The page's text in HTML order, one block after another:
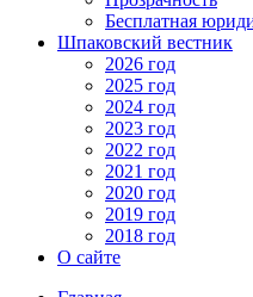
Бесплатная
Шпаковский вестник
2026 год
2025 год
2024 год
2023 год
2022 год
2021 год
2020 год
2019 год
2018 год
О сайте